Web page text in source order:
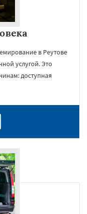
в Реутове
услугой. Это
доступная